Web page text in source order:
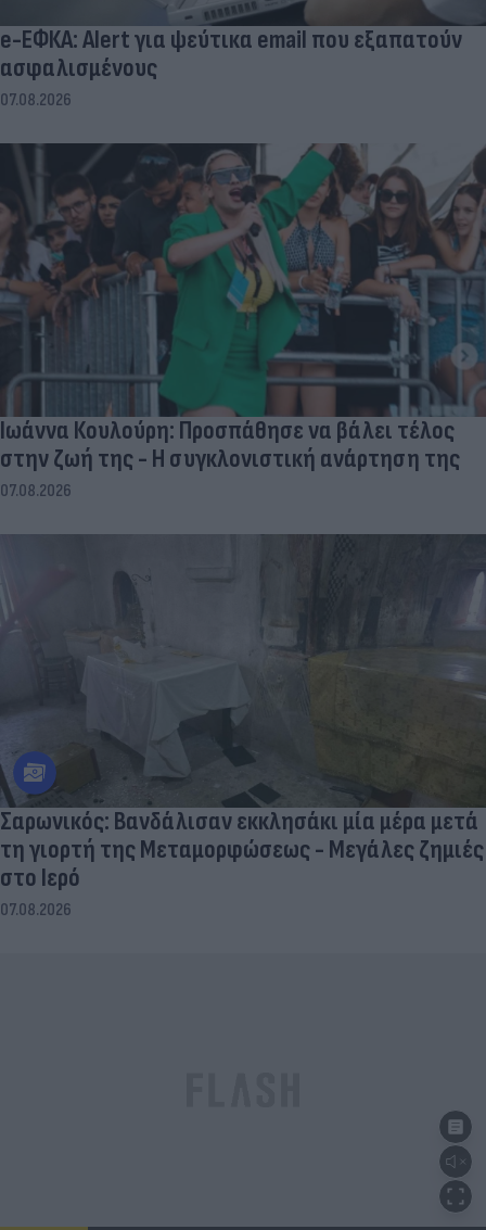
e-ΕΦΚΑ: Alert για ψεύτικα email που εξαπατούν
ασφαλισμένους
07.08.2026
Ιωάννα Κουλούρη: Προσπάθησε να βάλει τέλος
στην ζωή της - Η συγκλονιστική ανάρτηση της
07.08.2026
Σαρωνικός: Βανδάλισαν εκκλησάκι μία μέρα μετά
τη γιορτή της Μεταμορφώσεως - Μεγάλες ζημιές
στο Ιερό
07.08.2026